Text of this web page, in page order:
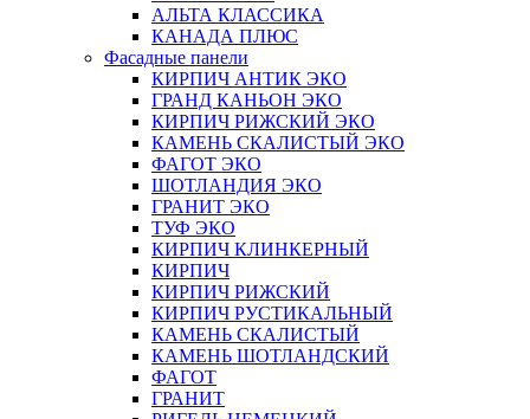
АЛЬТА КЛАССИКА
КАНАДА ПЛЮС
Фасадные панели
КИРПИЧ АНТИК ЭКО
ГРАНД КАНЬОН ЭКО
КИРПИЧ РИЖСКИЙ ЭКО
КАМЕНЬ СКАЛИСТЫЙ ЭКО
ФАГОТ ЭКО
ШОТЛАНДИЯ ЭКО
ГРАНИТ ЭКО
ТУФ ЭКО
КИРПИЧ КЛИНКЕРНЫЙ
КИРПИЧ
КИРПИЧ РИЖСКИЙ
КИРПИЧ РУСТИКАЛЬНЫЙ
КАМЕНЬ СКАЛИСТЫЙ
КАМЕНЬ ШОТЛАНДСКИЙ
ФАГОТ
ГРАНИТ